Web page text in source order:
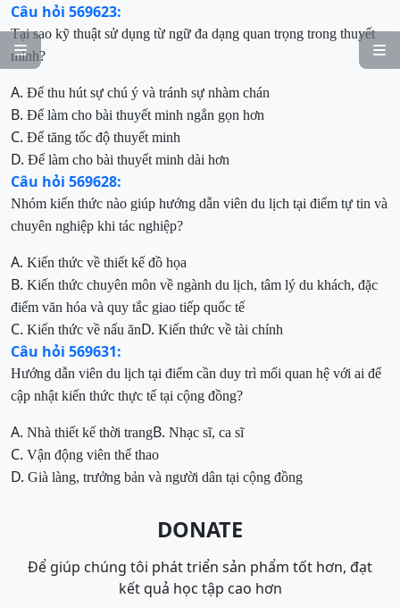


Câu hỏi 569623:
Tại sao kỹ thuật sử dụng từ ngữ đa dạng quan trọng trong thuyết
minh?
A. Để thu hút sự chú ý và tránh sự nhàm chán
B. Để làm cho bài thuyết minh ngắn gọn hơn
C. Để tăng tốc độ thuyết minh
D. Để làm cho bài thuyết minh dài hơn
Câu hỏi 569628:
Nhóm kiến thức nào giúp hướng dẫn viên du lịch tại điểm tự tin và
chuyên nghiệp khi tác nghiệp?
A. Kiến thức về thiết kế đồ họa
B. Kiến thức chuyên môn về ngành du lịch, tâm lý du khách, đặc
điểm văn hóa và quy tắc giao tiếp quốc tế
C. Kiến thức về nấu ănD. Kiến thức về tài chính
Câu hỏi 569631:
Hướng dẫn viên du lịch tại điểm cần duy trì mối quan hệ với ai để
cập nhật kiến thức thực tế tại cộng đồng?
A. Nhà thiết kế thời trangB. Nhạc sĩ, ca sĩ
C. Vận động viên thể thao
D. Già làng, trưởng bản và người dân tại cộng đồng
DONATE
Để giúp chúng tôi phát triển sản phẩm tốt hơn, đạt
kết quả học tập cao hơn